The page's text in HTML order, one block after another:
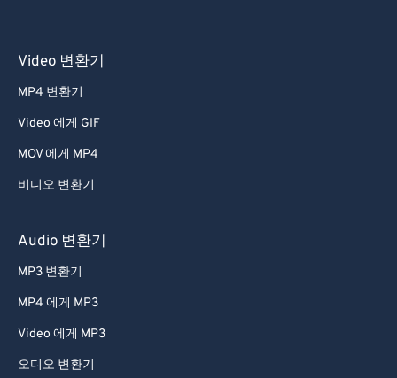
Video 변환기
MP4 변환기
Video 에게 GIF
MOV 에게 MP4
비디오 변환기
Audio 변환기
MP3 변환기
MP4 에게 MP3
Video 에게 MP3
오디오 변환기